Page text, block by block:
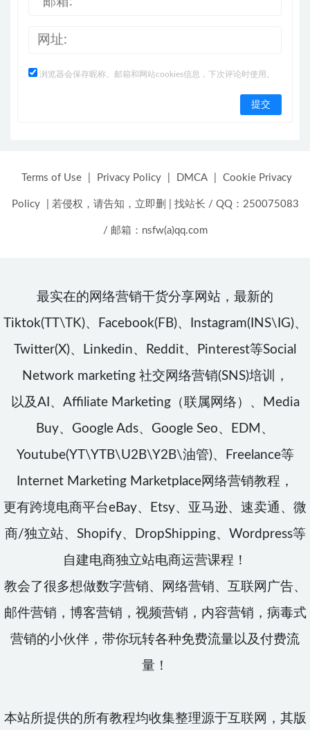
浏览器会保存昵称、邮箱和网站cookies信息，下次评论时使用。
Terms of Use Privacy Policy DMCA Cookie Privacy
Policy 若侵权，请告知，立即删 找站长 / QQ：250075083
/ 邮箱：nsfw(a)qq.com
最实在的网络营销干货分享网站，最新的
Tiktok(TT\TK)、Facebook(FB)、Instagram(INS\IG)、
Twitter(X)、Linkedin、Reddit、Pinterest等Social
Network marketing 社交网络营销(SNS)培训，
以及AI、Affiliate Marketing（联属网络）、Media
Buy、Google Ads、Google Seo、EDM、
Youtube(YT\YTB\U2B\Y2B\油管)、Freelance等
Internet Marketing Marketplace网络营销教程，
更有跨境电商平台eBay、Etsy、亚马逊、速卖通、微
商/独立站、Shopify、DropShipping、Wordpress等
自建电商独立站电商运营课程！
教会了很多想做数字营销、网络营销、互联网广告、
邮件营销，博客营销，视频营销，内容营销，病毒式
营销的小伙伴，带你玩转各种免费流量以及付费流
量！
本站所提供的所有教程均收集整理源于互联网，其版